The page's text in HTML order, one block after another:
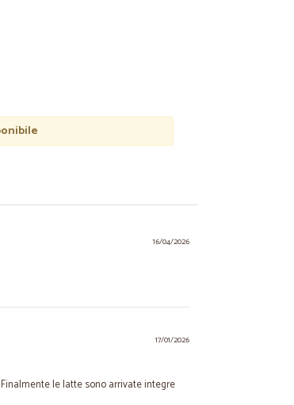
16/04/2026
17/01/2026
le latte sono arrivate integre